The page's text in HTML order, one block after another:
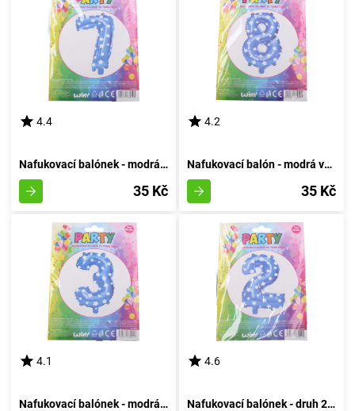
4.4
Nafukovací balónek - modrá sedmička
35 Kč
4.2
Nafukovací balón - modrá varianta číslo osm
35 Kč
4.1
Nafukovací balónek - modrá velikost 3
4.6
Nafukovací balónek - druh 2 azurový